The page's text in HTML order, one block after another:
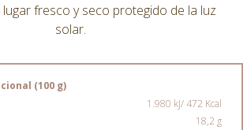
fresco y seco protegido de la luz
solar.
(100 g)
1.980 kJ/ 472 Kcal
18,2 g